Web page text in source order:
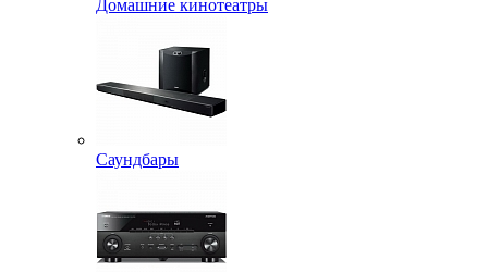
Домашние кинотеатры
Саундбары